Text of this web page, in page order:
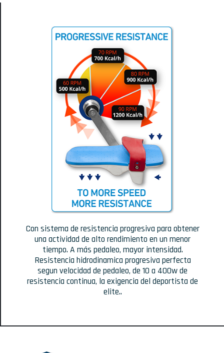
Con sistema de resistencia progresiva para obtener
una actividad de alto rendimiento en un menor
tiempo. A más pedaleo, mayor intensidad.
Resistencia hidrodinamica progresiva perfecta
segun velocidad de pedaleo, de 10 a 400w de
resistencia continua, la exigencia del deportista de
elite..